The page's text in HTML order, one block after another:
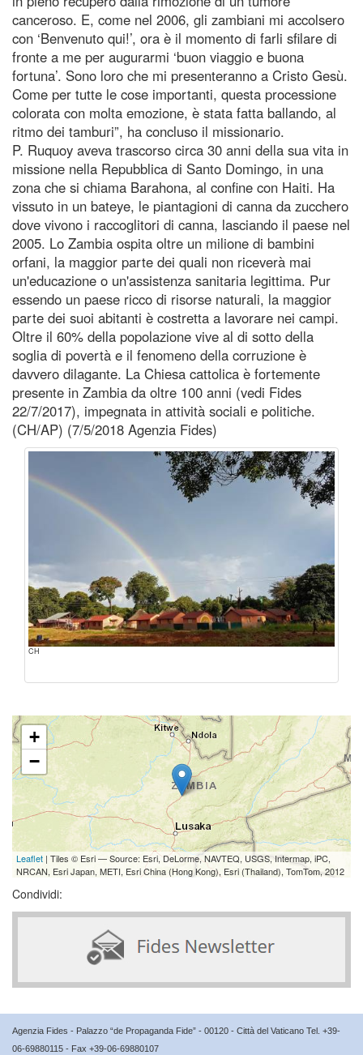
canceroso. E, come nel 2006, gli zambiani mi accolsero
con ‘Benvenuto qui!’, ora è il momento di farli sfilare di
fronte a me per augurarmi ‘buon viaggio e buona
fortuna’. Sono loro che mi presenteranno a Cristo Gesù.
Come per tutte le cose importanti, questa processione
colorata con molta emozione, è stata fatta ballando, al
ritmo dei tamburi”, ha concluso il missionario.
P. Ruquoy aveva trascorso circa 30 anni della sua vita in
missione nella Repubblica di Santo Domingo, in una
zona che si chiama Barahona, al confine con Haiti. Ha
vissuto in un bateye, le piantagioni di canna da zucchero
dove vivono i raccoglitori di canna, lasciando il paese nel
2005. Lo Zambia ospita oltre un milione di bambini
orfani, la maggior parte dei quali non riceverà mai
un'educazione o un'assistenza sanitaria legittima. Pur
essendo un paese ricco di risorse naturali, la maggior
parte dei suoi abitanti è costretta a lavorare nei campi.
Oltre il 60% della popolazione vive al di sotto della
soglia di povertà e il fenomeno della corruzione è
davvero dilagante. La Chiesa cattolica è fortemente
presente in Zambia da oltre 100 anni (vedi Fides
22/7/2017), impegnata in attività sociali e politiche.
(CH/AP) (7/5/2018 Agenzia Fides)
CH
+
−
Leaflet | Tiles © Esri — Source: Esri, DeLorme, NAVTEQ, USGS, Intermap, iPC,
NRCAN, Esri Japan, METI, Esri China (Hong Kong), Esri (Thailand), TomTom, 2012
Condividi:
Agenzia Fides - Palazzo “de Propaganda Fide” - 00120 - Città del Vaticano Tel. +39-
06-69880115 - Fax +39-06-69880107